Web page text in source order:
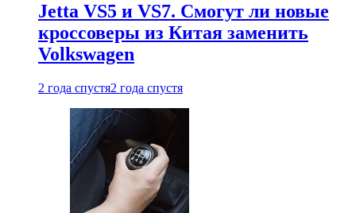
Jetta VS5 и VS7. Смогут ли новые
кроссоверы из Китая заменить
Volkswagen
2 года спустя2 года спустя